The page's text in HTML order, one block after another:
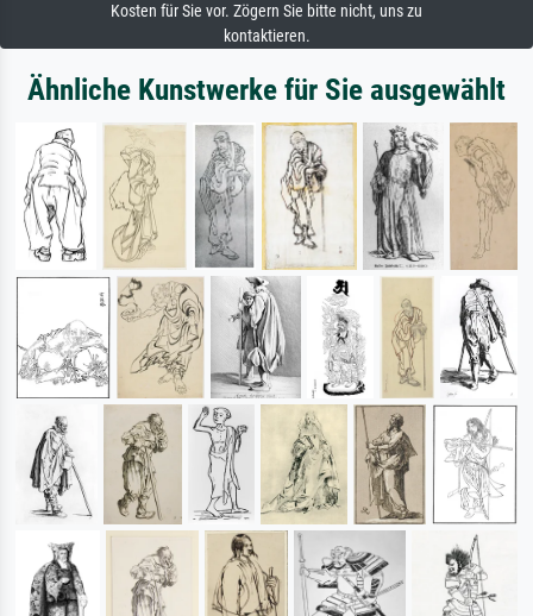
Kosten für Sie vor. Zögern Sie bitte nicht, uns zu
kontaktieren.
Ähnliche Kunstwerke für Sie ausgewählt